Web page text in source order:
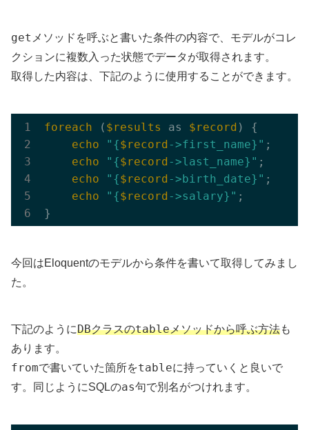
get メソッドを呼ぶと書いた条件の内容で、モデルがコレ
クションに複数入った状態でデータが取得されます。
取得した内容は、下記のように使用することができます。
foreach ( $results as $record ) {
echo
"{$record->first_name}" ;
echo
"{$record->last_name}" ;
echo
"{$record->birth_date}" ;
echo
"{$record->salary}" ;
今回はEloquentのモデルから条件を書いて取得してみまし
た。
下記のようにDBクラスのtableメソッドから呼ぶ方法も
あります。
fromで書いていた箇所をtableに持っていくと良いで
す。同じようにSQLのas句で別名がつけれます。